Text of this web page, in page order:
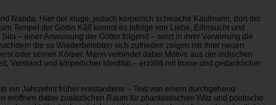
Nanda: Hier der kluge, jedoch körperlich schwache Kaufmann, dort der
Tempel der Göttin Kâlî kommt es infolge von Liebe, Eifersucht und
– einer Anweisung der Götter folgend – setzt in ihrer Verwirrung die
die so Wiederbelebten sich zufrieden zeigen mit ihrer neuen
oder seinen Körper. Mann verbindet dabei Motive aus der indischen
Verstand und körperlicher Identität – erzählt mit Ironie und gedanklicher
ein Jahrzehnt früher entstandene – Text von einem durchgehend
eröffnen dabei zusätzlichen Raum für phantastischen Witz und poetische